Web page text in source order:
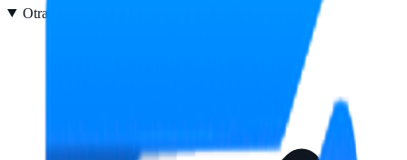
Otras características